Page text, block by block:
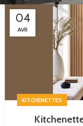
04
AVR
KITCHENETTES